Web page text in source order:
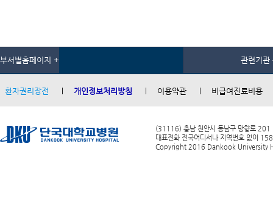
부서별홈페이지 + 관련기관
환자권리장전 개인정보처리방침 이용약관 비급여진료비용
(31116) 충남 천안시 동남구 망향로 201
대표전화 전국어디서나 지역번호 없이
Copyright 2016 Dankook University